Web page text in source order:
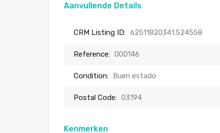
Aanvullende Details
CRM Listing ID: 62511820341.524558
Reference: 000146
Condition: Buen estado
Postal Code: 03194
Kenmerken